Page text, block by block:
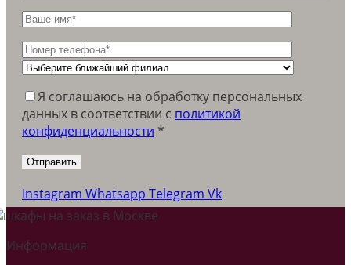
Я соглашаюсь на обработку персональных
данных в соответствии c политикой
конфиденциальности *
Instagram Whatsapp Telegram Vk
Информация